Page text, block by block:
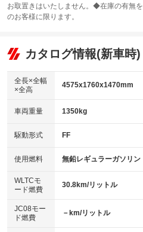
サンルーフ
：装備なし
リフトアップ
：装備なし
：装備なし
パワーウィンドウ
アイドリングストップ
：装備あり
USB入力端子
：装備なし
100V電源
：装備あり
センターデフロック
：装備なし
電動格納ミラー
：装備なし
TV：ワンセグ
：装備あり
ビジュアル
：装備なし
アルミホイール：アルミホイール
：装備あり
HID(キセノンライト)
バックカメラ
エアロ
：装備なし
ローダウン
：装備なし
お取置きはいたしません。◆在庫の有無
のお客様に限ります。
カタログ情報(新車時)
全長×全幅
×全高
4575x1760x1470mm
車両重量 1350kg
駆動形式 FF
使用燃料 無鉛レギュラーガソリン
WLTCモ
ード燃費
30.8km/リットル
JC08モー
ド燃費
－km/リットル